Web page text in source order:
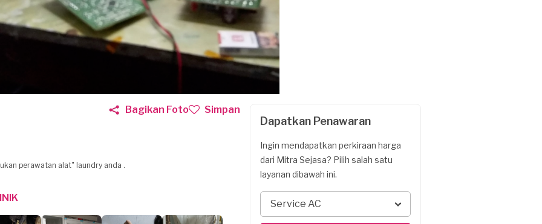
Bagikan Foto Simpan
perawatan alat" laundry anda .
Dapatkan Penawaran
Ingin mendapatkan perkiraan harga
dari Mitra Sejasa? Pilih salah satu
layanan dibawah ini.
Service AC